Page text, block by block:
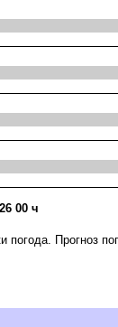
00 ч
погода. Прогноз